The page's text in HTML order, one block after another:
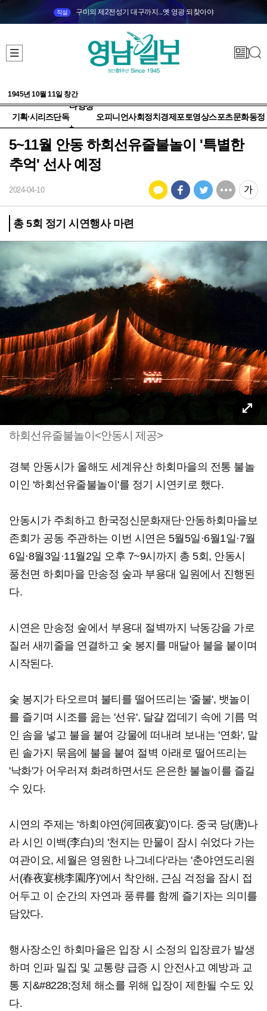
직설 구미의 제2전성기 대구까지...옛 영광 되찾아야
1945년 10월 11일 창간
기획·시리즈단독
다양성
+
오피니언사회정치 경제 포토영상스포츠문화동정
5~11월 안동 하회선유줄불놀이 '특별한
추억' 선사 예정
2024-04-10
총 5회 정기 시연행사 마련
하회선유줄불놀이<안동시 제공>
경북 안동시가 올해도 세계유산 하회마을의 전통 불놀
이인 '하회선유줄불놀이'를 정기 시연키로 했다.
안동시가 주최하고 한국정신문화재단·안동하회마을보
존회가 공동 주관하는 이번 시연은 5월5일·6월1일·7월
6일·8월3일·11월2일 오후 7~9시까지 총 5회, 안동시
풍천면 하회마을 만송정 숲과 부용대 일원에서 진행된
다.
시연은 만송정 숲에서 부용대 절벽까지 낙동강을 가로
질러 새끼줄을 연결하고 숯 봉지를 매달아 불을 붙이며
시작된다.
숯 봉지가 타오르며 불티를 떨어뜨리는 '줄불', 뱃놀이
를 즐기며 시조를 읊는 '선유', 달걀 껍데기 속에 기름 먹
인 솜을 넣고 불을 붙여 강물에 떠내려 보내는 '연화', 말
린 솔가지 묶음에 불을 붙여 절벽 아래로 떨어뜨리는
'낙화'가 어우러져 화려하면서도 은은한 불놀이를 즐길
수 있다.
시연의 주제는 '하회야연(河回夜宴)'이다. 중국 당(唐)나
라 시인 이백(李白)의 '천지는 만물이 잠시 쉬었다 가는
여관이요, 세월은 영원한 나그네다'라는 '춘야연도리원
서(春夜宴桃李園序)'에서 착안해, 근심 걱정을 잠시 접
어두고 이 순간의 자연과 풍류를 함께 즐기자는 의미를
담았다.
행사장소인 하회마을은 입장 시 소정의 입장료가 발생
하며 인파 밀집 및 교통량 급증 시 안전사고 예방과 교
통 지&#8228;정체 해소를 위해 입장이 제한될 수도 있
다.